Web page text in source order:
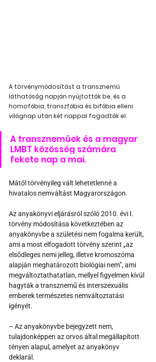
A törvénymódosítást a transznemű
láthatóság napján nyújtották be, és a
homofóbia, transzfóbia és bifóbia elleni
világnap után két nappal fogadták el.
A transzneműek és a magyar
LMBT közösség számára
fekete nap a mai.
Mától törvényileg vált lehetetlenné a
hivatalos nemváltást Magyarországon.
Az anyakönyvi eljárásról szóló 2010. évi I.
törvény módosítása következtében az
anyakönyvbe a születési nem fogalma került,
ami a most elfogadott törvény szerint „az
elsődleges nemi jelleg, illetve kromoszóma
alapján meghatározott biológiai nem”, ami
megváltoztathatatlan, mellyel figyelmen kívül
hagyták a transznemű és interszexuális
emberek természetes nemváltoztatási
igényét.
– Az anyakönyvbe bejegyzett nem,
tulajdonképpen az orvos által megállapított
tényen alapul, amelyet az anyakönyv
deklarál.